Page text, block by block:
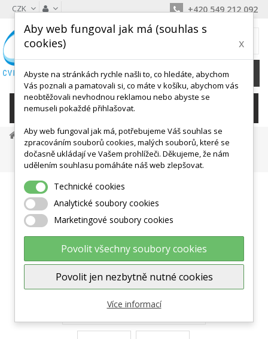
CZK +420 549 212 092
0 Kč
KATEGORIE
Dětské Aktivity, Didaktika
Motorika
Vozítka, Houpadla
Balanční Obdélníková Deska - Boardy Woody Dřevěná
Zobrazit větší
Aby web fungoval jak má (souhlas s
cookies)
x
Abyste na stránkách rychle našli to, co hledáte, abychom
Vás poznali a pamatovali si, co máte v košíku, abychom vás
neobtěžovali nevhodnou reklamou nebo abyste se
nemuseli pokaždé přihlašovat.
Aby web fungoval jak má, potřebujeme Váš souhlas se
zpracováním souborů cookies, malých souborů, které se
dočasně ukládají ve Vašem prohlížeči. Děkujeme, že nám
udělením souhlasu pomáháte náš web zlepšovat.
Technické cookies
Analytické soubory cookies
Marketingové soubory cookies
Povolit všechny soubory cookies
Povolit jen nezbytně nutné cookies
Více informací